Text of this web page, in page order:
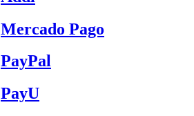
Mercado Pago
PayPal
PayU